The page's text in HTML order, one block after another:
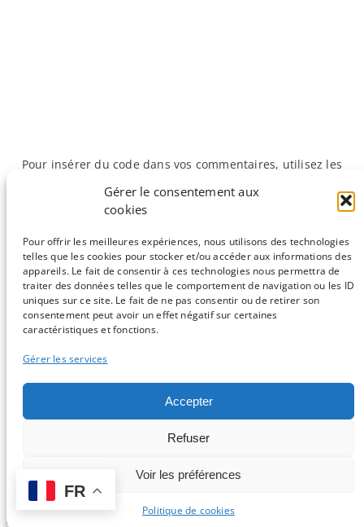
Gérer le consentement aux
cookies
Pour offrir les meilleures expériences, nous utilisons des technologies
telles que les cookies pour stocker et/ou accéder aux informations des
appareils. Le fait de consentir à ces technologies nous permettra de
traiter des données telles que le comportement de navigation ou les ID
uniques sur ce site. Le fait de ne pas consentir ou de retirer son
consentement peut avoir un effet négatif sur certaines
caractéristiques et fonctions.
Gérer les services
Accepter
Refuser
Voir les préférences
Politique de cookies
Pour insérer du code dans vos commentaires, utilisez les
futurs de la bio-​informatique »
premier document ! »
Sauf mention contraire, tous les articles du blog sont sous licence
Vous souhaitez participer ?
Contactez nous !
Logo et design par Isabelle Stévant & Gwenaelle Lemoine -
Politique de confidentialité
FR